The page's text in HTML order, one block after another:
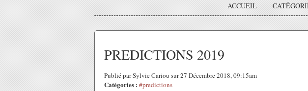
ACCUEIL
PREDICTIONS 2019
Publié par Sylvie Cariou sur 27 Décembre 2018, 09:15am
Catégories : #predictions